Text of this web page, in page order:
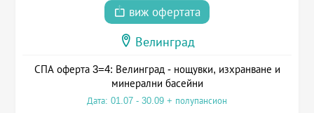
виж офертата
Велинград
СПА оферта 3=4: Велинград - нощувки, изхранване и
минерални басейни
Дата: 01.07 - 30.09 + полупансион